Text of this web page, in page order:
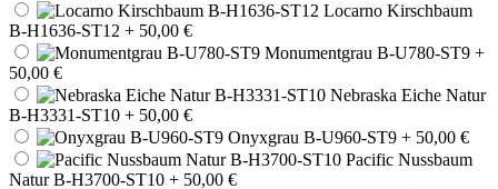
Locarno Kirschbaum
B-H1636-ST12 + 50,00 €
Monumentgrau B-U780-ST9 +
50,00 €
Nebraska Eiche Natur
B-H3331-ST10 + 50,00 €
Onyxgrau B-U960-ST9 + 50,00 €
Pacific Nussbaum
Natur B-H3700-ST10 + 50,00 €